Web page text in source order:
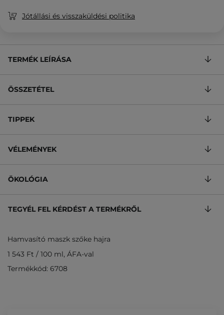
Jótállási és visszaküldési politika
TERMÉK LEÍRÁSA
ÖSSZETÉTEL
TIPPEK
VÉLEMÉNYEK
ÖKOLÓGIA
TEGYÉL FEL KÉRDÉST A TERMÉKRŐL
Hamvasító maszk szőke hajra
1 543 Ft / 100 ml, ÁFA-val
Termékkód: 6708